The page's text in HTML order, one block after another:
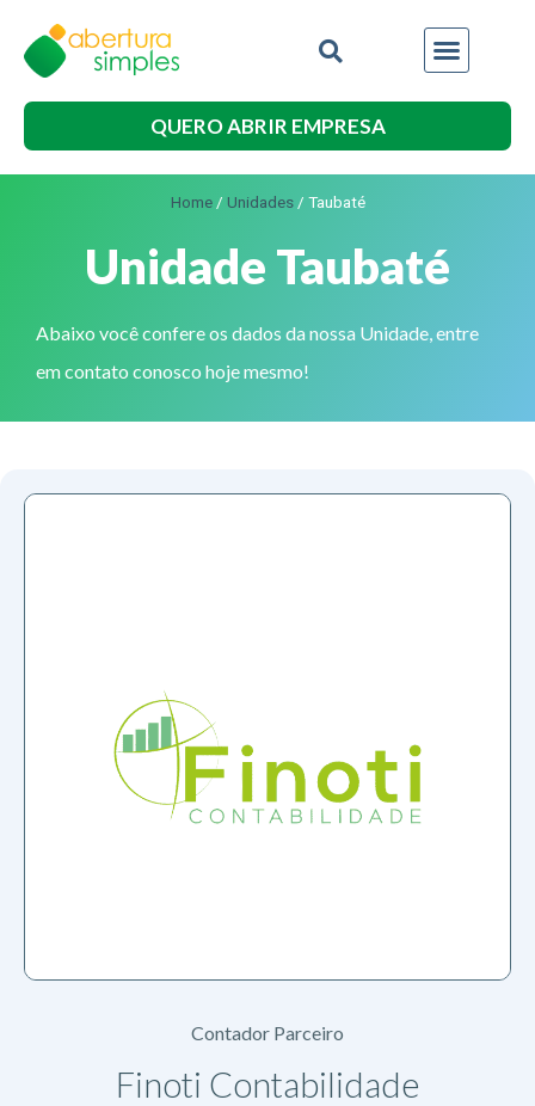
QUERO ABRIR EMPRESA
Home/ Unidades/ Taubaté
Unidade Taubaté
Abaixo você confere os dados da nossa Unidade, entre
em contato conosco hoje mesmo!
Contador Parceiro
Finoti Contabilidade